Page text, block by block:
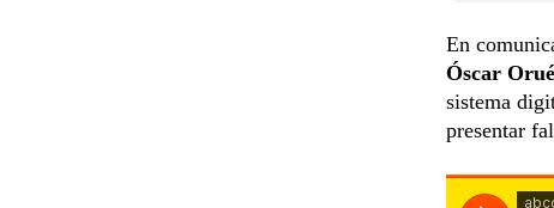
En
Óscar Orué
sistema
presentar